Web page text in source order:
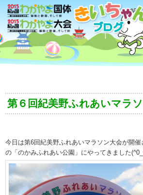
第６回紀美野ふれあいマラ
今日は第6回紀美野ふれあいマラソン大会が開
の「のかみふれあい公園」にやってきました